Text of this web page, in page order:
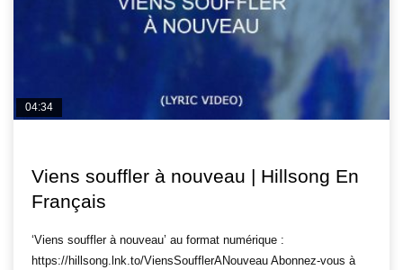
04:34
Viens souffler à nouveau | Hillsong En
Français
‘Viens souffler à nouveau’ au format numérique :
https://hillsong.lnk.to/ViensSoufflerANouveau Abonnez-vous à